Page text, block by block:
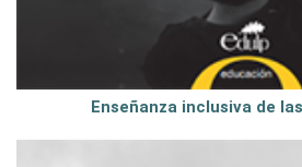
Enseñanza inclusiva de